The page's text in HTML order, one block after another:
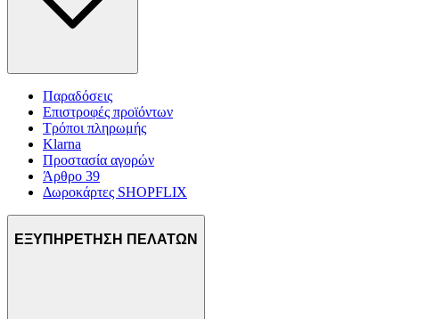
Παραδόσεις
Επιστροφές προϊόντων
Τρόποι πληρωμής
Klarna
Προστασία αγορών
Άρθρο 39
Δωροκάρτες SHOPFLIX
ΕΞΥΠΗΡΕΤΗΣΗ ΠΕΛΑΤΩΝ